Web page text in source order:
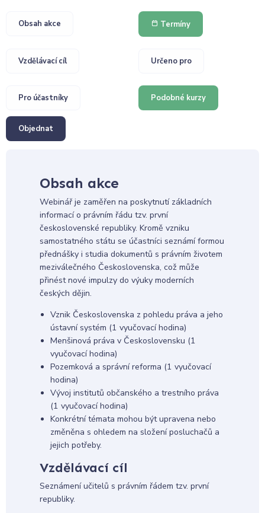
Obsah akce Termíny
Vzdělávací cíl Určeno pro
Pro účastníky Podobné kurzy
Objednat
Obsah akce
Webinář je zaměřen na poskytnutí základních
informací o právním řádu tzv. první
československé republiky. Kromě vzniku
samostatného státu se účastníci seznámí formou
přednášky i studia dokumentů s právním životem
meziválečného Československa, což může
přinést nové impulzy do výuky moderních
českých dějin.
Vznik Československa z pohledu práva a jeho
ústavní systém (1 vyučovací hodina)
Menšinová práva v Československu (1
vyučovací hodina)
Pozemková a správní reforma (1 vyučovací
hodina)
Vývoj institutů občanského a trestního práva
(1 vyučovací hodina)
Konkrétní témata mohou být upravena nebo
změněna s ohledem na složení posluchačů a
jejich potřeby.
Vzdělávací cíl
Seznámení učitelů s právním řádem tzv. první
republiky.